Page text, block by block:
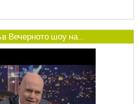
Вечерното шоу на...